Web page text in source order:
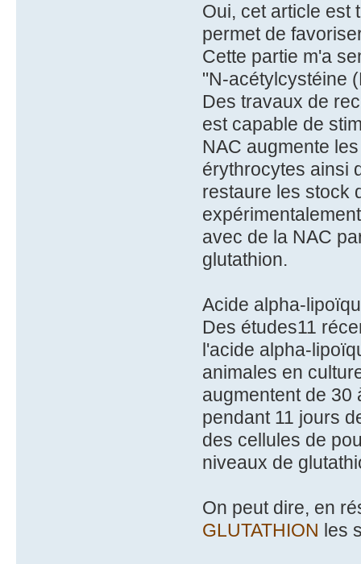
Oui, cet article est
permet de
Cette partie m'a
"N-acétylcystéine
Des travaux de
est capable de
NAC augmente
érythrocytes ainsi
restaure les stock
avec de la NAC
glutathion.
Acide alpha-
Des études11
l'acide alpha-
animales en
augmentent de 30
pendant 11 jours
des cellules de
niveaux de
On peut dire, en
GLUTATHION les